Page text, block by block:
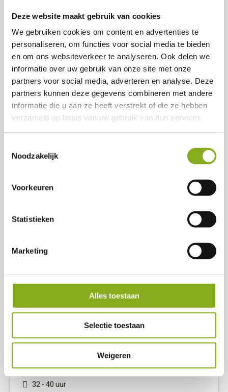
Deze website maakt gebruik van cookies
We gebruiken cookies om content en advertenties te
personaliseren, om functies voor social media te bieden
en om ons websiteverkeer te analyseren. Ook delen we
informatie over uw gebruik van onze site met onze
partners voor social media, adverteren en analyse. Deze
partners kunnen deze gegevens combineren met andere
informatie die u aan ze heeft verstrekt of die ze hebben
verzameld op basis van uw gebruik van hun services.
Noodzakelijk
Voorkeuren
Statistieken
Marketing
Alles toestaan
Selectie toestaan
Weigeren
View vacancy
Save
Chauffeur CE
Vollenhove
40 uur
2608 4124 per month
Wij zijn op zoek naar een professionele chauffeur die
een voertuig met rijbewijs CE kan besturen. Als
tijdig vervoeren van goederen over korte en lange
logistieke operatie. Een goede rijstijl,
essentieel.
View vacancy
Save
Machine Operators
Verpakkingsafdeling
Harderwijk
32 - 40 uur